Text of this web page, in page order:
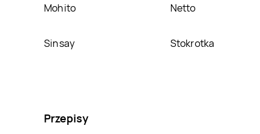
Mohito Netto
Sinsay Stokrotka
Przepisy